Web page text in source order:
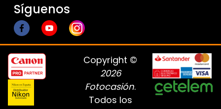
Síguenos
Copyright ©
2026
Fotocasión.
Todos los